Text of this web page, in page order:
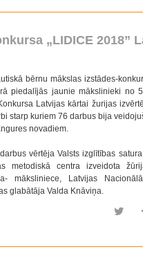
„LIDICE 2018”
bērnu mākslas izstādes-
piedalījās jaunie mākslinieki no
Latvijas kārtai žurijas
starp kuriem 76 darbus bija
novadiem.
vērtēja Valsts izglītības
metodiskā centra izveidota
māksliniece, Latvijas
glabātāja Valda Knāviņa.